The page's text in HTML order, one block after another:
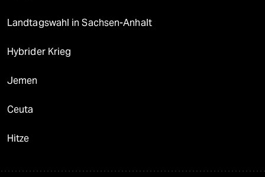
Landtagswahl in Sachsen-Anhalt
Hybrider Krieg
Jemen
Ceuta
Hitze